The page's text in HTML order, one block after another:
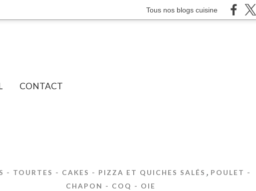
Tous nos blogs cuisine
CONTACT
- TOURTES - CAKES - PIZZA ET QUICHES SALÉS , POULET -
CHAPON - COQ - OIE